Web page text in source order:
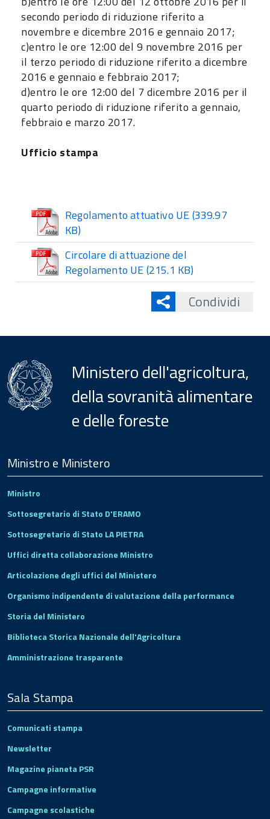
secondo periodo di riduzione riferito a
novembre e dicembre 2016 e gennaio 2017;
c)entro le ore 12:00 del 9 novembre 2016 per
il terzo periodo di riduzione riferito a dicembre
2016 e gennaio e febbraio 2017;
d)entro le ore 12:00 del 7 dicembre 2016 per il
quarto periodo di riduzione riferito a gennaio,
febbraio e marzo 2017.
Ufficio stampa
Regolamento attuativo UE(339.97
KB)
Circolare di attuazione del
Regolamento UE(215.1 KB)
Condividi
Ministero dell'agricoltura,
della sovranità alimentare
e delle foreste
Footer
Ministro e Ministero
Ministro
Sottosegretario di Stato D'ERAMO
Sottosegretario di Stato LA PIETRA
Uffici diretta collaborazione Ministro
Articolazione degli uffici del Ministero
Organismo indipendente di valutazione della performance
Storia del Ministero
Biblioteca Storica Nazionale dell'Agricoltura
Amministrazione trasparente
Sala Stampa
Comunicati stampa
Newsletter
Magazine pianeta PSR
Campagne informative
Campagne scolastiche